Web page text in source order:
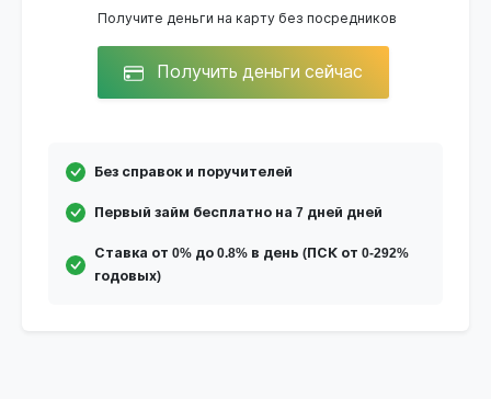
Получите деньги на карту без посредников
Получить деньги сейчас
Без справок и поручителей
Первый займ бесплатно на 7 дней дней
Ставка от 0% до 0.8% в день (ПСК от 0-292%
годовых)